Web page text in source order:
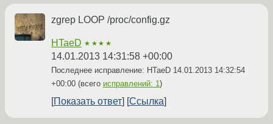
zgrep LOOP /proc/config.gz
HTaeD ★★★★
14.01.2013 14:31:58 +00:00
Последнее исправление: HTaeD 14.01.2013 14:32:54
+00:00 (всего исправлений: 1)
Показать ответ Ссылка